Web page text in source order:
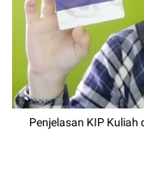
Penjelasan KIP